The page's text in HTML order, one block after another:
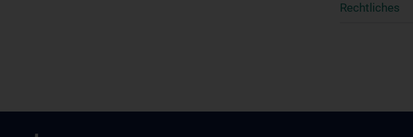
Rechtliches